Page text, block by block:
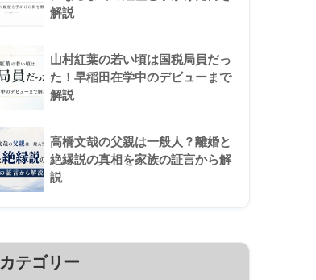
解説
山村紅葉の若い頃は国税局員だっ
た！早稲田在学中のデビューまで
解説
高橋文哉の父親は一般人？離婚と
絶縁説の真相を家族の証言から解
説
カテゴリー